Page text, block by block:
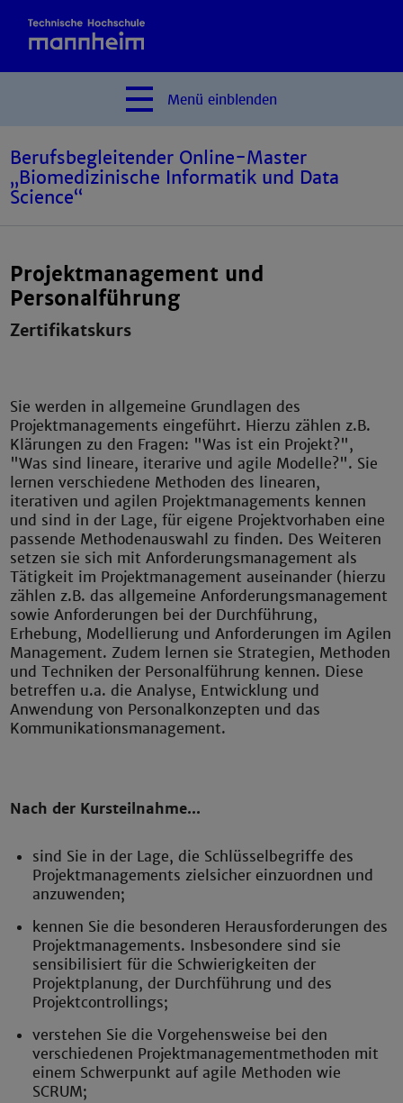
Menü einblenden
Berufsbegleitender Online-Master
„Biomedizinische Informatik und Data
Science“
Projektmanagement und
Personalführung
Zertifikatskurs
Sie werden in allgemeine Grundlagen des
Projektmanagements eingeführt. Hierzu zählen z.B.
Klärungen zu den Fragen: "Was ist ein Projekt?",
"Was sind lineare, iterarive und agile Modelle?". Sie
lernen verschiedene Methoden des linearen,
iterativen und agilen Projektmanagements kennen
und sind in der Lage, für eigene Projektvorhaben eine
passende Methodenauswahl zu finden. Des Weiteren
setzen sie sich mit Anforderungsmanagement als
Tätigkeit im Projektmanagement auseinander (hierzu
zählen z.B. das allgemeine Anforderungsmanagement
sowie Anforderungen bei der Durchführung,
Erhebung, Modellierung und Anforderungen im Agilen
Management. Zudem lernen sie Strategien, Methoden
und Techniken der Personalführung kennen. Diese
betreffen u.a. die Analyse, Entwicklung und
Anwendung von Personalkonzepten und das
Kommunikationsmanagement.
Nach der Kursteilnahme...
sind Sie in der Lage, die Schlüsselbegriffe des
Projektmanagements zielsicher einzuordnen und
anzuwenden;
kennen Sie die besonderen Herausforderungen des
Projektmanagements. Insbesondere sind sie
sensibilisiert für die Schwierigkeiten der
Projektplanung, der Durchführung und des
Projektcontrollings;
verstehen Sie die Vorgehensweise bei den
verschiedenen Projektmanagementmethoden mit
einem Schwerpunkt auf agile Methoden wie
SCRUM;